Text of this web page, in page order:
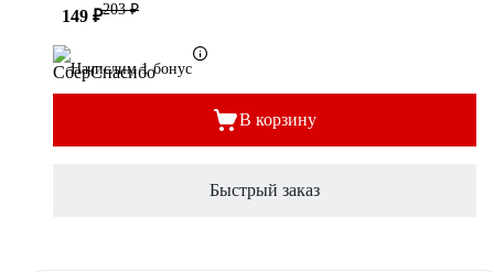
149 ₽203 ₽
Начислим 1 бонус
В корзину
Быстрый заказ